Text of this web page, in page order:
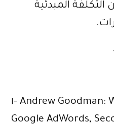
المبدئية
١- Andrew Goodman: Winning Results with
Google AdWords,